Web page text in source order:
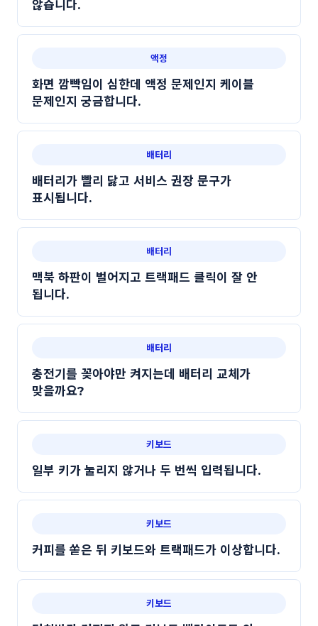
않습니다.
액정
화면 깜빡임이 심한데 액정 문제인지 케이블
문제인지 궁금합니다.
배터리
배터리가 빨리 닳고 서비스 권장 문구가
표시됩니다.
배터리
맥북 하판이 벌어지고 트랙패드 클릭이 잘 안
됩니다.
배터리
충전기를 꽂아야만 켜지는데 배터리 교체가
맞을까요?
키보드
일부 키가 눌리지 않거나 두 번씩 입력됩니다.
키보드
커피를 쏟은 뒤 키보드와 트랙패드가 이상합니다.
키보드